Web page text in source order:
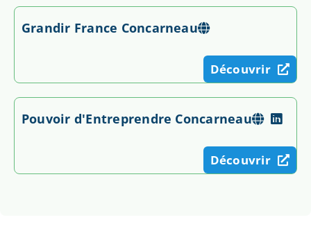
Grandir France Concarneau
Découvrir
Pouvoir d'Entreprendre Concarneau
Découvrir